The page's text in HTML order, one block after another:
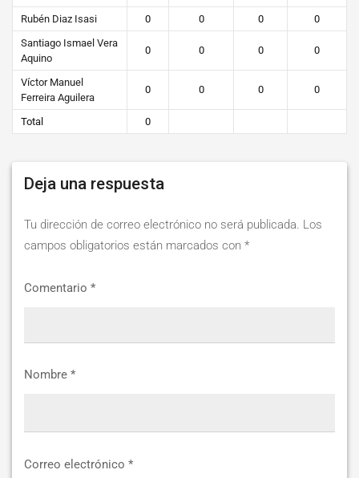
Rubén Diaz Isasi 0 0 0
0
Santiago Ismael Vera
Aquino
0 0 0 0
Víctor Manuel
Ferreira Aguilera
0 0 0 0
Total 0
Deja una respuesta
Tu dirección de correo electrónico no será publicada. Los
campos obligatorios están marcados con *
Comentario *
Nombre *
Correo electrónico *